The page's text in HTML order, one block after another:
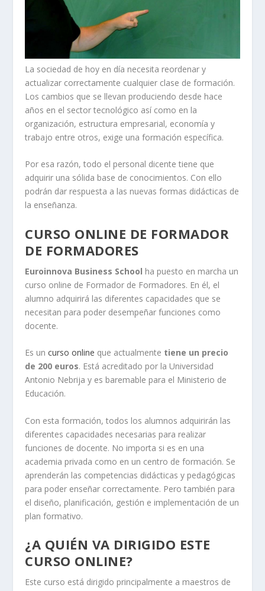
La sociedad de hoy en día necesita reordenar y
actualizar correctamente cualquier clase de formación.
Los cambios que se llevan produciendo desde hace
años en el sector tecnológico así como en la
organización, estructura empresarial, economía y
trabajo entre otros, exige una formación específica.
Por esa razón, todo el personal dicente tiene que
adquirir una sólida base de conocimientos. Con ello
podrán dar respuesta a las nuevas formas didácticas de
la enseñanza.
CURSO ONLINE DE FORMADOR
DE FORMADORES
Euroinnova Business School ha puesto en marcha un
curso online de Formador de Formadores. En él, el
alumno adquirirá las diferentes capacidades que se
necesitan para poder desempeñar funciones como
docente.
Es uncurso online que actualmente tiene un precio
de 200 euros. Está acreditado por la Universidad
Antonio Nebrija y es baremable para el Ministerio de
Educación.
Con esta formación, todos los alumnos adquirirán las
diferentes capacidades necesarias para realizar
funciones de docente. No importa si es en una
academia privada como en un centro de formación. Se
aprenderán las competencias didácticas y pedagógicas
para poder enseñar correctamente. Pero también para
el diseño, planificación, gestión e implementación de un
plan formativo.
¿A QUIÉN VA DIRIGIDO ESTE
CURSO ONLINE?
Este curso está dirigido principalmente a maestros de